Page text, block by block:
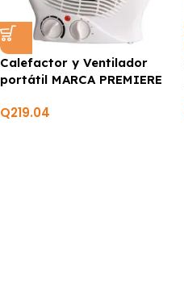
Calefactor y Ventilador
portátil MARCA PREMIERE
Q219.04